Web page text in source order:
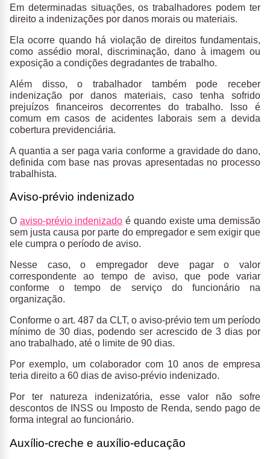
Em determinadas situações, os trabalhadores podem ter
direito a indenizações por danos morais ou materiais.
Ela ocorre quando há violação de direitos fundamentais,
como assédio moral, discriminação, dano à imagem ou
exposição a condições degradantes de trabalho.
Além disso, o trabalhador também pode receber
indenização por danos materiais, caso tenha sofrido
prejuízos financeiros decorrentes do trabalho. Isso é
comum em casos de acidentes laborais sem a devida
cobertura previdenciária.
A quantia a ser paga varia conforme a gravidade do dano,
definida com base nas provas apresentadas no processo
trabalhista.
Aviso-prévio indenizado
O aviso-prévio indenizado é quando existe uma demissão
sem justa causa por parte do empregador e sem exigir que
ele cumpra o período de aviso.
Nesse caso, o empregador deve pagar o valor
correspondente ao tempo de aviso, que pode variar
conforme o tempo de serviço do funcionário na
organização.
Conforme o art. 487 da CLT, o aviso-prévio tem um período
mínimo de 30 dias, podendo ser acrescido de 3 dias por
ano trabalhado, até o limite de 90 dias.
Por exemplo, um colaborador com 10 anos de empresa
teria direito a 60 dias de aviso-prévio indenizado.
Por ter natureza indenizatória, esse valor não sofre
descontos de INSS ou Imposto de Renda, sendo pago de
forma integral ao funcionário.
Auxílio-creche e auxílio-educação